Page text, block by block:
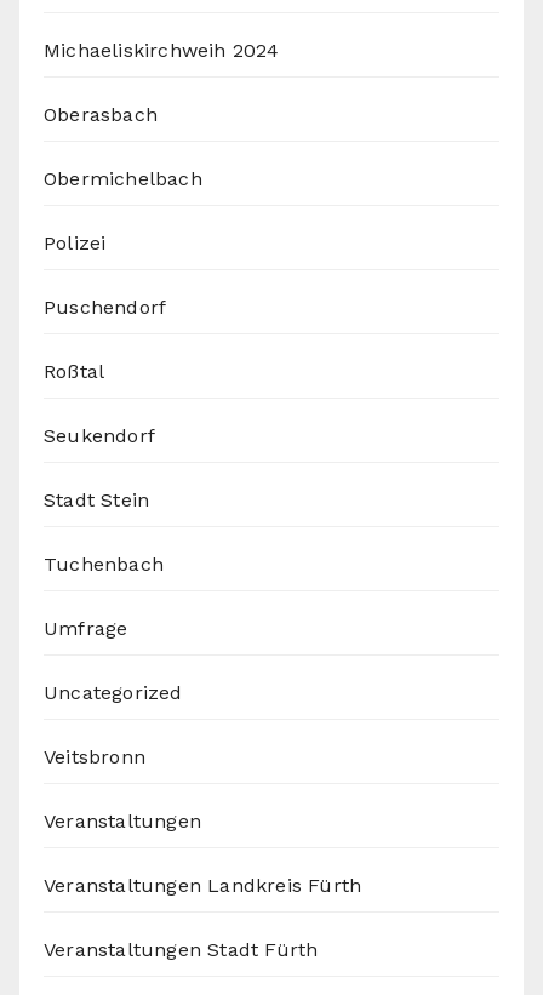
Michaeliskirchweih 2024
Oberasbach
Obermichelbach
Polizei
Puschendorf
Roßtal
Seukendorf
Stadt Stein
Tuchenbach
Umfrage
Uncategorized
Veitsbronn
Veranstaltungen
Veranstaltungen Landkreis Fürth
Veranstaltungen Stadt Fürth